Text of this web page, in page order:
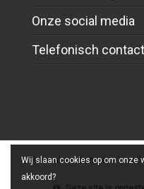
Onze social media
Telefonisch contact
Horecaline: de horeca
Wij slaan cookies op om onze
akkoord?